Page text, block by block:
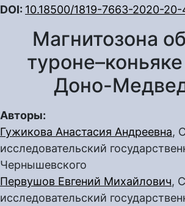
DOI: 10.18500/1819-7663-2020-
Магнитозона
Доно-
Авторы:
Гужикова Анастасия Андреевна,
исследовательский
Чернышевского
Первушов Евгений Михайлович,
исследовательский